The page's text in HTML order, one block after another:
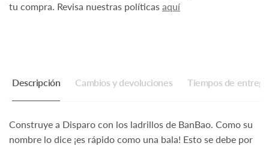
tu compra. Revisa nuestras políticas aquí
Descripción Cambios y devoluciones Tiempos de entrega
Construye a Disparo con los ladrillos de BanBao. Como su
nombre lo dice ¡es rápido como una bala! Esto se debe por